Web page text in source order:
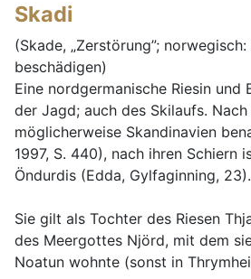
Skadi
(Skade, „Zerstörung”;
beschädigen)
Eine nordgermanische Riesin
der Jagd; auch des Skilaufs.
möglicherweise Skandinavien
1997, S. 440), nach ihren Schiern
Öndurdis (Edda, Gylfaginning, 23).
Sie gilt als Tochter des Riesen
des Meergottes Njörd, mit dem
Noatun wohnte (sonst in